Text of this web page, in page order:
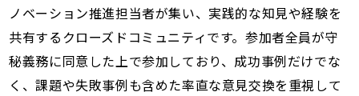
ノベーション推進担当者が集い、実践的な知見や経験を
共有するクローズドコミュニティです。参加者全員が守
秘義務に同意した上で参加しており、成功事例だけでな
く、課題や失敗事例も含めた率直な意見交換を重視して